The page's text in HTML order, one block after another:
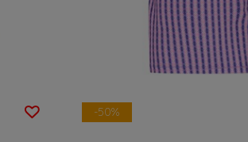
-50%